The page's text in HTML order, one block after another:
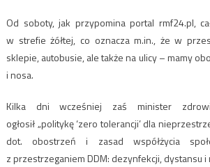
Od soboty, jak przypomina portal rmf24.pl,
w strefie żółtej, co oznacza m.in., że w
sklepie, autobusie, ale także na ulicy – mamy
i nosa.
Kilka dni wcześniej zaś minister
ogłosił „politykę ‘zero tolerancji’ dla
dot. obostrzeń i zasad współżycia
z przestrzeganiem DDM: dezynfekcji, dystansu i